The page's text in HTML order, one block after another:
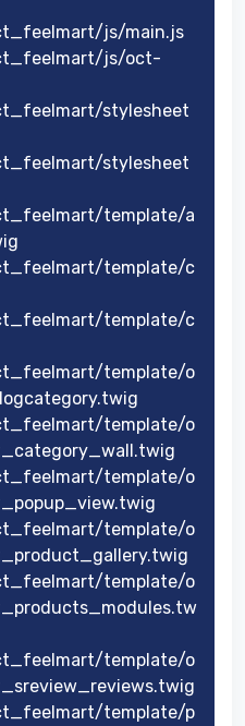
js/main.js
js/oct-
stylesheet
stylesheet
template/a
template/c
template/c
template/o
template/o
template/o
template/o
template/o
template/o
template/p